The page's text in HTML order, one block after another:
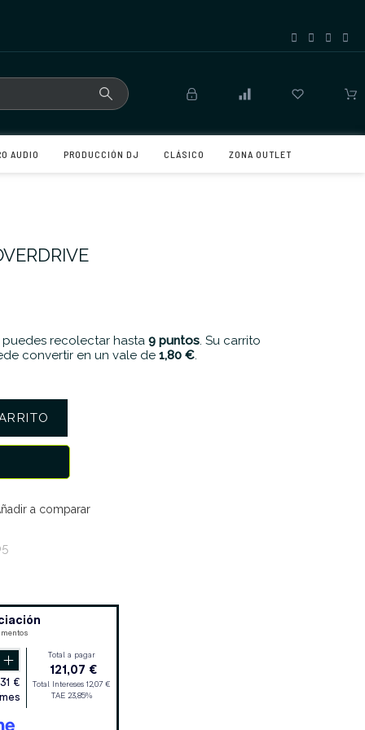
AUDIO PRODUCCIÓN DJ CLÁSICO ZONA OUTLET
recolectar hasta 9 puntos. Su carrito
convertir en un vale de 1,80 €.
a comparar